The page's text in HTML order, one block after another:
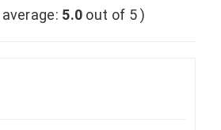
5.0 out of 5 )